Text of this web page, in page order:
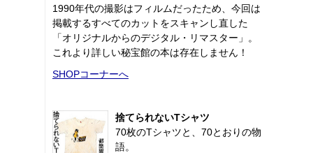
1990年代の撮影はフィルムだったため、今回は
掲載するすべてのカットをスキャンし直した
「オリジナルからのデジタル・リマスター」。
これより詳しい秘宝館の本は存在しません！
SHOPコーナーへ
捨てられないTシャツ
70枚のTシャツと、70とおりの物
語。